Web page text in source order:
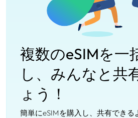
複数のeSIMを一
し、みんなと共
ょう！
簡単にeSIMを購入し、共有できる